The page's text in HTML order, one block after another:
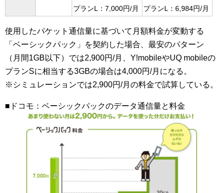
プランL：7,000円/月
プランL：6,984円/月
使用したパケット通信量に基づいて月額料金が変動する
「ベーシックパック」を契約した場合、最安のパターン
（月間1GB以下）では2,900円/月、Y!mobileやUQ mobileの
プランSに相当する3GBの場合は4,000円/月になる。
※シミュレーションでは2,900円/月の料金で試算している。
■ドコモ：ベーシックパックのデータ通信量と料金